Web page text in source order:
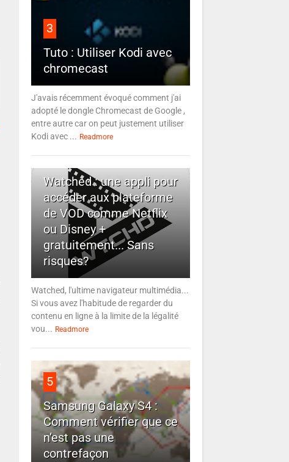
3
Tuto : Utiliser Kodi avec
chromecast
J'avais récemment évoqué comment j'ai
adopté le dongle Chromecast de Google ,
entre autre car on peut justement utiliser
Kodi avec ... Readmore
4
Watched : une appli pour
accéder aux plateforme
de VOD comme Netflix
ou Disney +
gratuitement... Sans
risques?
Watched, l'ultime navigateur multimédia...
Si vous avez l'habitude de regarder du
contenu en ligne à la limite de la légalité
vou... Readmore
5
Samsung Galaxy S4 :
Comment vérifier que ce
n’est pas une
contrefaçon